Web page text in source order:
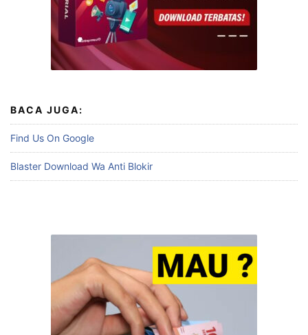
BACA JUGA:
Find Us On Google
Blaster Download Wa Anti Blokir